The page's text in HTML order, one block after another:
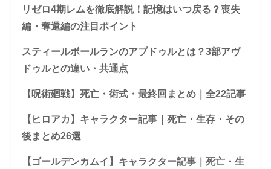
リゼロ4期レムを徹底解説！記憶はいつ戻る？喪失
編・奪還編の注目ポイント
スティールボールランのアブドゥルとは？3部アヴ
ドゥルとの違い・共通点
【呪術廻戦】死亡・術式・最終回まとめ｜全22記事
【ヒロアカ】キャラクター記事｜死亡・生存・その
後まとめ26選
【ゴールデンカムイ】キャラクター記事｜死亡・生